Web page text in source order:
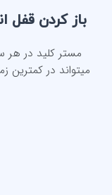
باز کردن قفل
مستر کلید در
میتواند در کمترین